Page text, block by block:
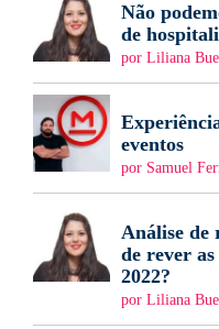
Não
de
por Liliana
eventos
por Samuel
Análise de
de rever as
2022?
por Liliana